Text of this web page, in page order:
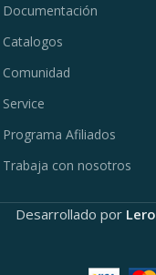
Documentación
Catalogos
Comunidad
Service
Programa Afiliados
Trabaja con nosotros
Desarrollado por